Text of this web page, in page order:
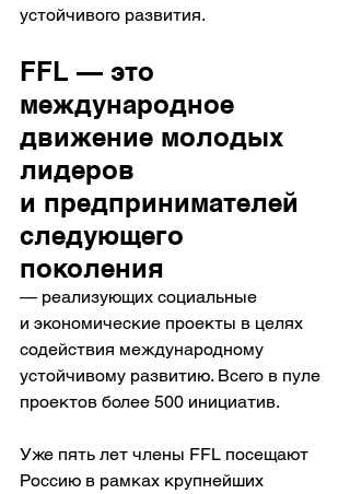
устойчивого развития.
FFL — это
международное
движение молодых
лидеров
и предпринимателей
следующего
поколения
— реализующих социальные
и экономические проекты в целях
содействия международному
устойчивому развитию. Всего в пуле
проектов более 500 инициатив.
Уже пять лет члены FFL посещают
Россию в рамках крупнейших